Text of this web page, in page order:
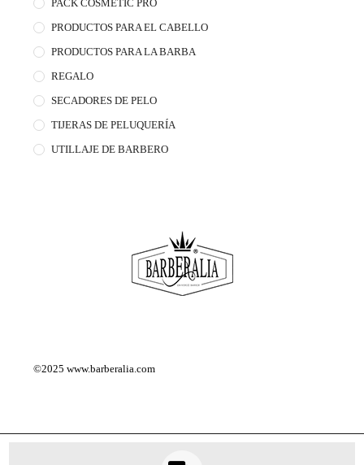
PACK COSMETIC PRO
PRODUCTOS PARA EL CABELLO
PRODUCTOS PARA LA BARBA
REGALO
SECADORES DE PELO
TIJERAS DE PELUQUERÍA
UTILLAJE DE BARBERO
©2025www.barberalia.com